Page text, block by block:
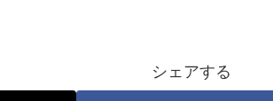
シェアする